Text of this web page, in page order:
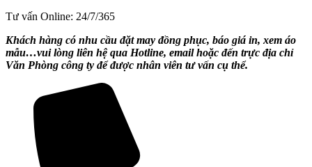
Tư vấn Online: 24/7/365
Khách hàng có nhu cầu đặt may đồng phục, báo giá in, xem áo
mẫu…vui lòng liên hệ qua Hotline, email hoặc đến trực địa chỉ
Văn Phòng công ty để được nhân viên tư vấn cụ thể.